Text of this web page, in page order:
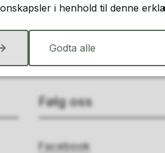
Følg oss
Facebook
i henhold til denne
Godta alle